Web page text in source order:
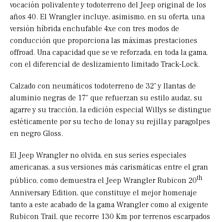
vocación polivalente y todoterreno del Jeep original de los
años 40. El Wrangler incluye, asimismo, en su oferta, una
versión híbrida enchufable 4xe con tres modos de
conducción que proporciona las máximas prestaciones
offroad. Una capacidad que se ve reforzada, en toda la gama,
con el diferencial de deslizamiento limitado Track-Lock.
Calzado con neumáticos todoterreno de 32” y llantas de
aluminio negras de 17” que refuerzan su estilo audaz, su
agarre y su tracción, la edición especial Willys se distingue
estéticamente por su techo de lona y su rejilla y paragolpes
en negro Gloss.
El Jeep Wrangler no olvida, en sus series especiales
americanas, a sus versiones más carismáticas entre el gran
público, como demuestra el Jeep Wrangler Rubicon 20th
Anniversary Edition, que constituye el mejor homenaje
tanto a este acabado de la gama Wrangler como al exigente
Rubicon Trail, que recorre 130 Km por terrenos escarpados